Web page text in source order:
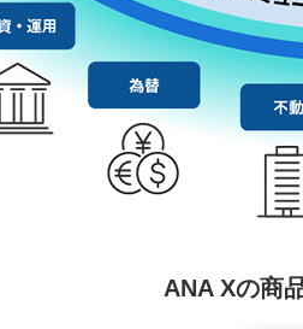
ANA Xの商